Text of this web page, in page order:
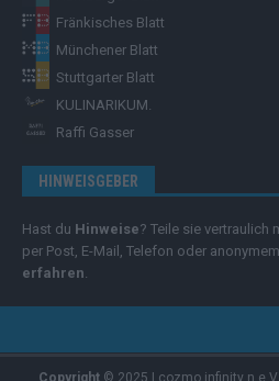
Fränkisches Blatt
Münchener Blatt
Stuttgarter Blatt
KULINARIKUM.
Raffi Gasser
HINWEISGEBER
Hast du Hinweise? Teile sie vertraulich
per Post, E-Mail, Telefon oder
erfahren.